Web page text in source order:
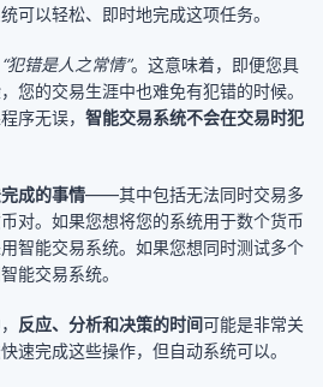
可以轻松、即时地完成这项任务。
“犯错是人之常情”。这意味着，即便您具
您的交易生涯中也难免有犯错的时候。
序无误， 智能交易系统不会在交易时犯
成的事情——其中包括无法同时交易多
对。如果您想将您的系统用于数个货币
智能交易系统。如果您想同时测试多个
能交易系统。
反应、分析和决策的时间可能是非常关
速完成这些操作，但自动系统可以。